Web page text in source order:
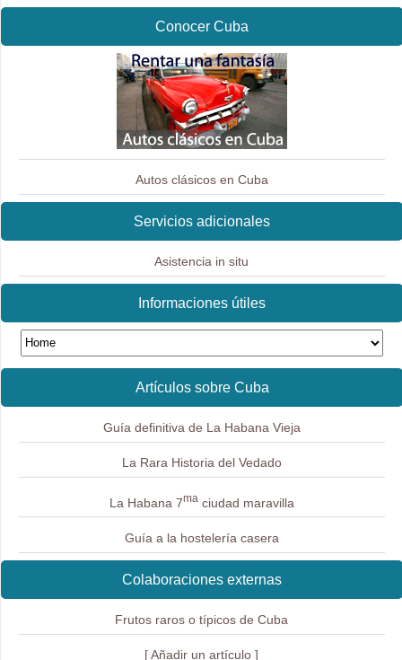
Conocer Cuba
Autos clásicos en Cuba
Servicios adicionales
Asistencia in situ
Informaciones útiles
Artículos sobre Cuba
Guía definitiva de La Habana Vieja
La Rara Historia del Vedado
La Habana 7maciudad maravilla
Guía a la hostelería casera
Colaboraciones externas
Frutos raros o típicos de Cuba
[ Añadir un artículo ]